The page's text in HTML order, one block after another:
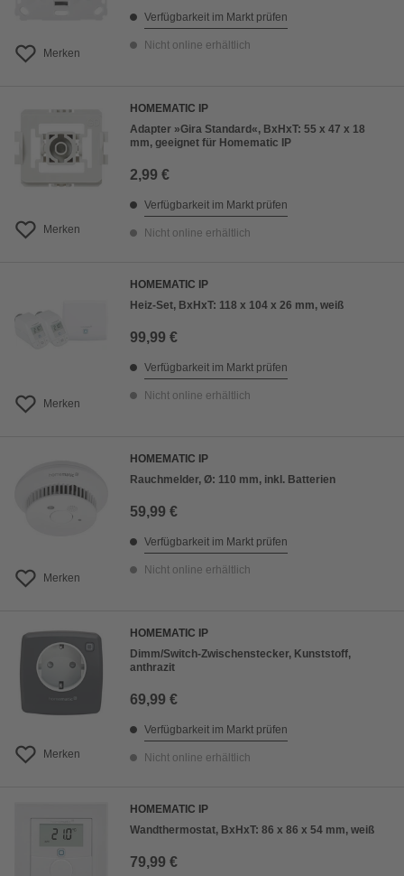
Merken
Verfügbarkeit im Markt prüfen
Nicht online erhältlich
Merken
HOMEMATIC IP
Adapter »Gira Standard«, BxHxT: 55 x 47 x 18
mm, geeignet für Homematic IP
2,99 €
Verfügbarkeit im Markt prüfen
Nicht online erhältlich
Merken
HOMEMATIC IP
Heiz-Set, BxHxT: 118 x 104 x 26 mm, weiß
99,99 €
Verfügbarkeit im Markt prüfen
Nicht online erhältlich
Merken
HOMEMATIC IP
Rauchmelder, Ø: 110 mm, inkl. Batterien
59,99 €
Verfügbarkeit im Markt prüfen
Nicht online erhältlich
Merken
HOMEMATIC IP
Dimm/Switch-Zwischenstecker, Kunststoff,
anthrazit
69,99 €
Verfügbarkeit im Markt prüfen
Nicht online erhältlich
HOMEMATIC IP
Wandthermostat, BxHxT: 86 x 86 x 54 mm, weiß
79,99 €